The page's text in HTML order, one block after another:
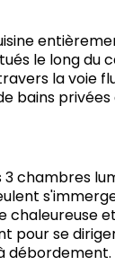
le long du
la voie
bains privées
chambres
chaleureuse
pour se
débordement.